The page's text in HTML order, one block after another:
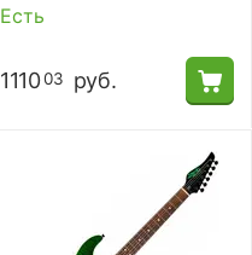
Есть
111003 руб.